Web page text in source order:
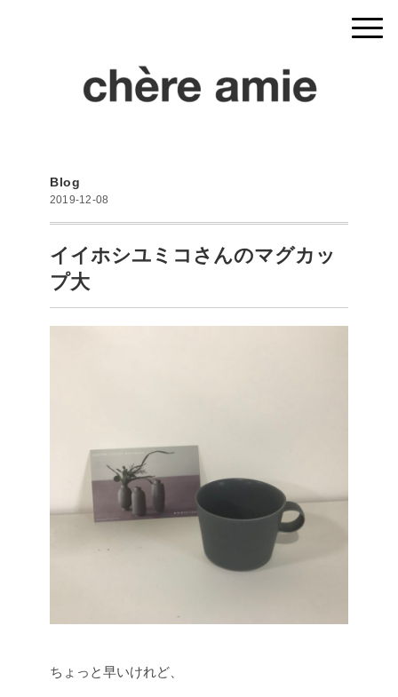
Blog
2019-12-08
イイホシユミコさんのマグカッ
プ大
ちょっと早いけれど、